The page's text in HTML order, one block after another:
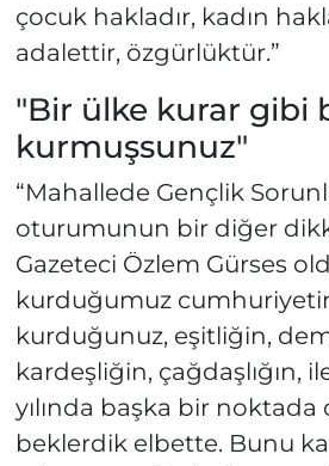
çocuk hakladır, kadın
adalettir, özgürlüktür.”
"Bir ülke kurar gibi
kurmuşsunuz"
“Mahallede Gençlik
oturumunun bir diğer
Gazeteci Özlem Gürses
kurduğumuz
kurduğunuz, eşitliğin,
kardeşliğin, çağdaşlığın,
yılında başka bir noktada
beklerdik elbette. Bunu